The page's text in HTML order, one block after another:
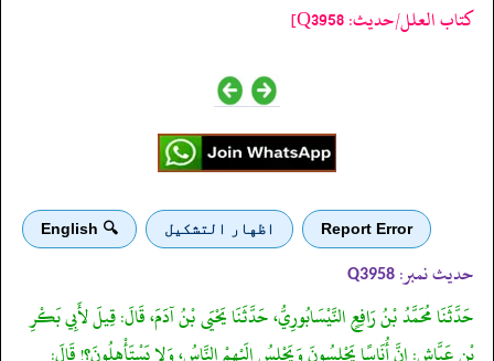
کتاب العلل/حدیث: Q3958]
Report Error اظهار التشكيل 🔍 English
حدیث نمبر: Q3958
حَدَّثَنَا مُحَمَّدُ بْنُ رَافِعٍ النَّيْسَابُورِيُّ، حَدَّثَنَا يَحْيَى بْنُ آدَمَ، قَالَ: قِيلَ لأَبِي بَكْرِ